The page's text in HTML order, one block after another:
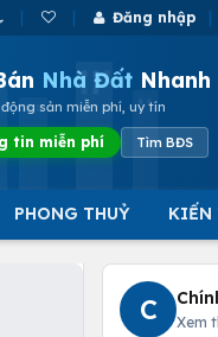
Đăng nhập
Nhà Đất Nhanh
sản miễn phí, uy tín
tin miễn phí Tìm BĐS
PHONG THUỶ KIẾN
C Xem